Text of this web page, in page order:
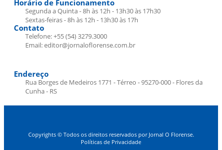
Horário de Funcionamento
Segunda a Quinta - 8h às 12h - 13h30 às 17h30
Sextas-feiras - 8h às 12h - 13h30 às 17h
Contato
Telefone: +55 (54) 3279.3000
Email: editor@jornaloflorense.com.br
Endereço
Rua Borges de Medeiros 1771 - Térreo - 95270-000 - Flores da
Cunha - RS
Copyrights © Todos os direitos reservados por Jornal O Florense.
Políticas de Privacidade